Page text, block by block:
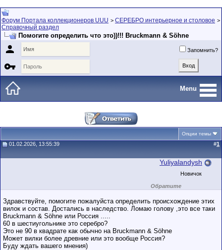
Форум Портала коллекционеров UUU > СЕРЕБРО интерьерное и столовое >
Справочный раздел
Помогите определить что это))!!! Bruckmann & Söhne
 Запомнить?

Menu
Опции темы
01.02.2026, 13:55:39 #1
Yuliyalandysh
Новичок
Обратите
внимание на
пользователя на
этом форуме.
обладающими
низким
рейтингом и
Здравствуйте, помогите пожалуйста определить происхождение этих
вилок и состав. Достались в наследство. Ломаю голову ,это все таки
Bruckmann & Söhne или Россия .....
60 в шестиугольнике это серебро?
Это не 90 в квадрате как обычно на Bruckmann & Söhne
Может вилки более древние или это вообще Россия?
Буду ждать вашего мнения)